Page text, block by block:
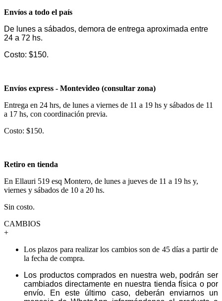
Envíos a todo el país
De lunes a sábados, demora de entrega aproximada entre
24 a 72 hs.
Costo: $150.
Envíos express - Montevideo (consultar zona)
Entrega en 24 hrs, de lunes a viernes de 11 a 19 hs y sábados de 11
a 17 hs, con coordinación previa.
Costo: $150.
Retiro en tienda
En Ellauri 519 esq Montero, de lunes a jueves de 11 a 19 hs y,
viernes y sábados de 10 a 20 hs.
Sin costo.
CAMBIOS
+
Los plazos para realizar los cambios son de 45 días a partir de
la fecha de compra.
Los productos comprados en nuestra web, podrán ser
cambiados directamente en nuestra tienda física o por
envío. En este último caso, deberán enviarnos un